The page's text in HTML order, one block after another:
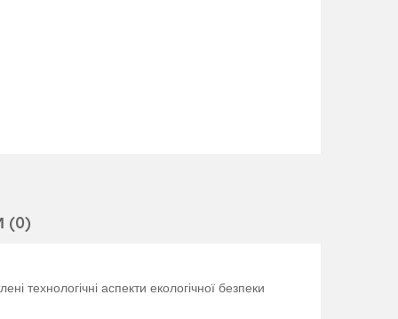
(0)
технологічні аспекти екологічної безпеки